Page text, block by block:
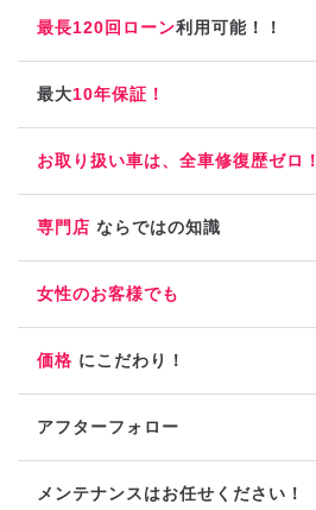
最長120回ローン利用可能！！
最大10年保証！
お取り扱い車は、全車修復歴ゼロ！
専門店 ならではの知識
女性のお客様でも
価格 にこだわり！
アフターフォロー
メンテナンスはお任せください！